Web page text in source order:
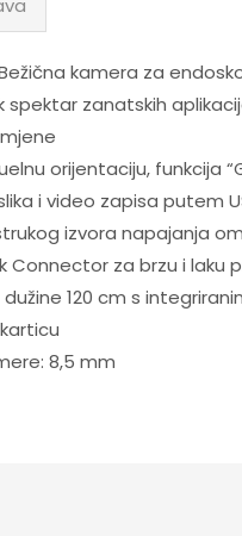
kamera za
spektar zanatskih
orijentaciju, funkcija
i video zapisa putem
izvora napajanja
Connector za brzu i laku
120 cm s
8,5 mm